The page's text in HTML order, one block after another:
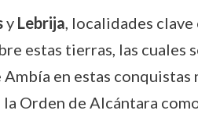
y Lebrija, localidades clave
estas tierras, las cuales
en estas conquistas
Orden de Alcántara